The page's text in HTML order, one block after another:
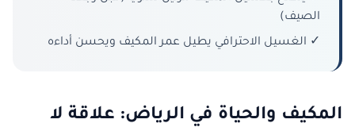
الصيف)
✓ الغسيل الاحترافي يطيل عمر المكيف ويحسن أداءه
المكيف والحياة في الرياض: علاقة لا